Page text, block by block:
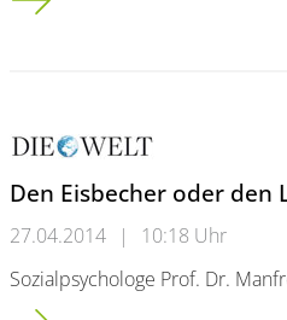
Den Eisbecher oder den
27.04.2014 |
10:18 Uhr
Sozialpsychologe Prof. Dr.
Den Eisbecher oder den Lars?